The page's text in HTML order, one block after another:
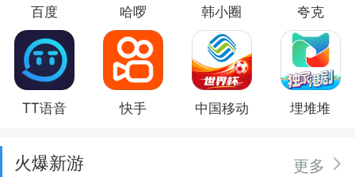
百度 哈啰 韩小圈 夸克
TT语音 快手 中国移动 埋堆堆
火爆新游 更多